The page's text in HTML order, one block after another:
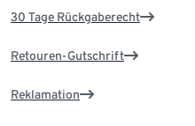
30 Tage Rückgaberecht
Retouren-Gutschrift
Reklamation